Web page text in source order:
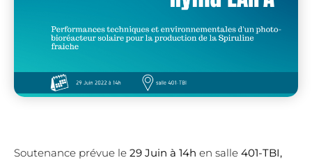
Soutenance prévue le 29 Juin à 14h en salle 401-TBI,